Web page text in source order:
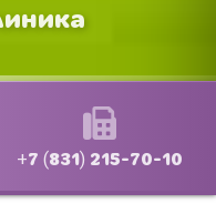
+7 (831) 215-70-10